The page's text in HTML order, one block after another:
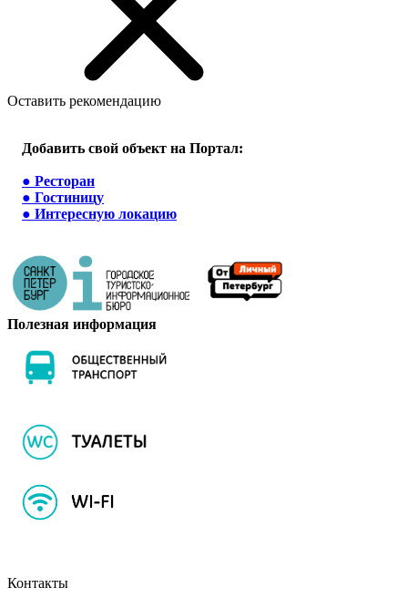
Оставить рекомендацию
Добавить свой объект на Портал:
● Ресторан
● Гостиницу
● Интересную локацию
Полезная информация
Контакты